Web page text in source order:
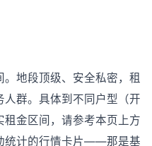
。地段顶级、安全私密，租
群。具体到不同户型（开
金区间，请参考本页上方
统计的行情卡片——那是基